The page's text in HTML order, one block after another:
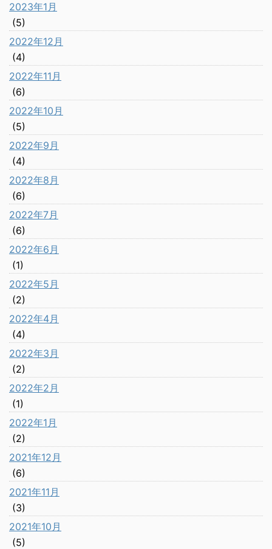
2023年1月
(5)
2022年12月
(4)
2022年11月
(6)
2022年10月
(5)
2022年9月
(4)
2022年8月
(6)
2022年7月
(6)
2022年6月
(1)
2022年5月
(2)
2022年4月
(4)
2022年3月
(2)
2022年2月
(1)
2022年1月
(2)
2021年12月
(6)
2021年11月
(3)
2021年10月
(5)